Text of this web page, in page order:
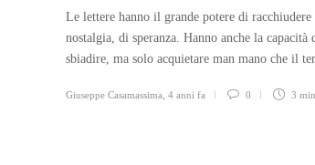
Le lettere hanno il grande potere di
nostalgia, di speranza. Hanno anche la
sbiadire, ma solo acquietare man mano che il
Giuseppe Casamassima 4 anni fa 0 3 min